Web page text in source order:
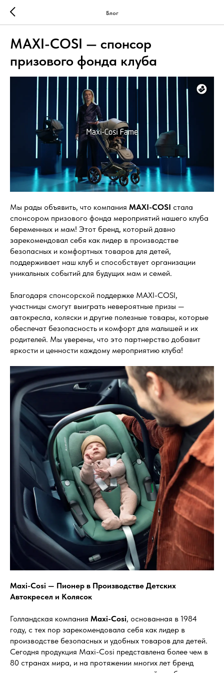
Блог
MAXI-COSI — спонсор
призового фонда клуба
Мы рады объявить, что компания MAXI-COSI стала
спонсором призового фонда мероприятий нашего клуба
беременных и мам! Этот бренд, который давно
зарекомендовал себя как лидер в производстве
безопасных и комфортных товаров для детей,
поддерживает наш клуб и способствует организации
уникальных событий для будущих мам и семей.
Благодаря спонсорской поддержке MAXI-COSI,
участницы смогут выиграть невероятные призы —
автокресла, коляски и другие полезные товары, которые
обеспечат безопасность и комфорт для малышей и их
родителей. Мы уверены, что это партнерство добавит
яркости и ценности каждому мероприятию клуба!
Maxi-Cosi — Пионер в Производстве Детских
Автокресел и Колясок
Голландская компания Maxi-Cosi, основанная в 1984
году, с тех пор зарекомендовала себя как лидер в
производстве безопасных и удобных товаров для детей.
Сегодня продукция Maxi-Cosi представлена более чем в
80 странах мира, и на протяжении многих лет бренд